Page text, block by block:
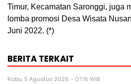
Timur, Kecamatan Saronggi, juga
lomba promosi Desa Wisata
Juni 2022. (*)
BERITA TERKAIT
Rabu, 5 Agustus 2026 - 07:15 WIB